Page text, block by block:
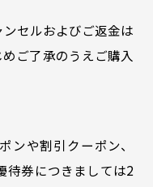
セルおよびご返金は
ご了承のうえご購入
ンや割引クーポン、
待券につきましては2